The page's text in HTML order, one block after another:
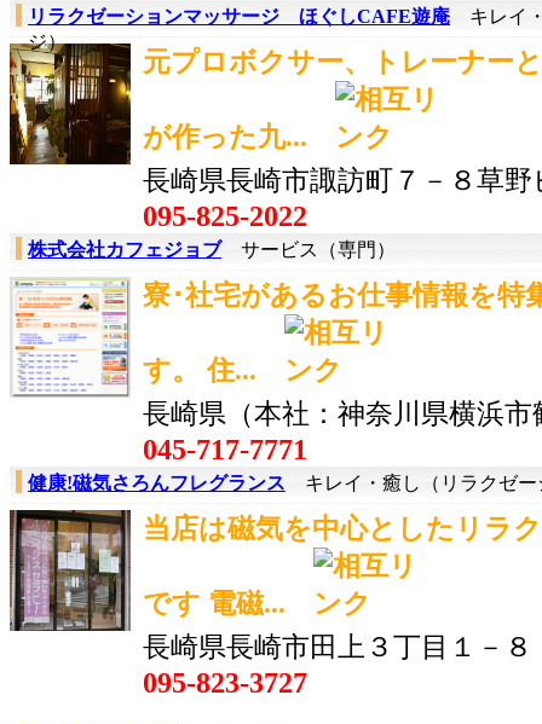
リラクゼーションマッサージ ほぐしCAFE遊庵 キレイ
ジ）
元プロボクサー、トレーナー
が作った九...
長崎県長崎市諏訪町７－８草野
095-825-2022
株式会社カフェジョブサービス（専門）
寮･社宅があるお仕事情報を特
す。 住...
長崎県（本社：神奈川県横浜市
045-717-7771
健康!磁気さろんフレグランス キレイ・癒し（リラクゼー
当店は磁気を中心としたリラ
です 電磁...
長崎県長崎市田上３丁目１－８
095-823-3727